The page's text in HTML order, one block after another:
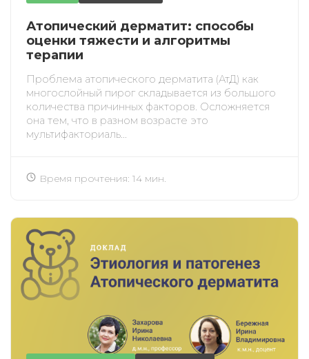
Атопический дерматит: способы
оценки тяжести и алгоритмы
терапии
Проблема атопического дерматита (АтД) как
многослойный пирог складывается из большого
количества причинных факторов. Осложняется
она тем, что в разном возрасте это
мультифакториаль...
Время прочтения: 14 мин.
ЗАРЕГИСТРИРОВАТЬСЯ
Подтвердите списание баллов
После подтверждения медкоины будут
ПОЛУЧИТЬ ОТМЕНА